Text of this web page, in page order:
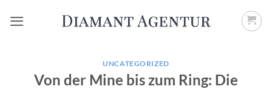
Inhalt
UNCATEGORIZED
Von der Mine bis zum Ring: Die